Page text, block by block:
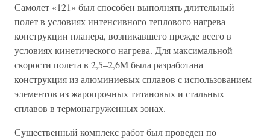
Самолет «121» был способен выполнять длительный
полет в условиях интенсивного теплового нагрева
конструкции планера, возникавшего прежде всего в
условиях кинетического нагрева. Для максимальной
скорости полета в 2,5–2,6M была разработана
конструкция из алюминиевых сплавов с использованием
элементов из жаропрочных титановых и стальных
сплавов в термонагруженных зонах.
Существенный комплекс работ был проведен по